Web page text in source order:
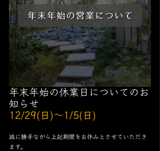
年末年始の休業日についてのお
知らせ
12/29(日)～1/5(日)
誠に勝手ながら上記期間をお休みとさせていただき
ます。